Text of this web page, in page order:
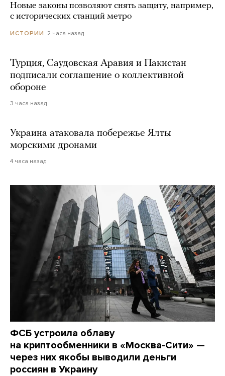
Новые законы позволяют снять защиту, например,
с исторических станций метро
ИСТОРИИ 2 часа назад
Турция, Саудовская Аравия и Пакистан
подписали соглашение о коллективной
обороне
3 часа назад
Украина атаковала побережье Ялты
морскими дронами
4 часа назад
ФСБ устроила облаву
на криптообменники в «Москва-Сити» —
через них якобы выводили деньги
россиян в Украину